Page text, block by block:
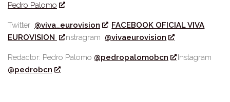
Pedro Palomo
Twitter @viva_eurovision
FACEBOOK OFICIAL VIVA
EUROVISION
Instragram @vivaeurovision
Redactor: Pedro Palomo @pedropalomobcn
Instagram
@pedrobcn